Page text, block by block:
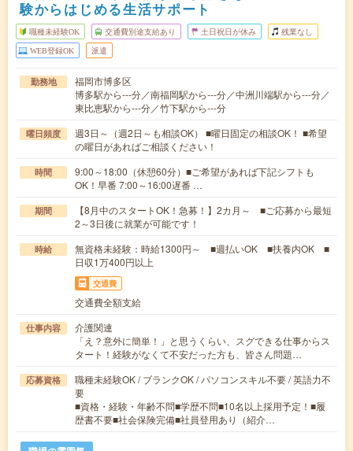
験からはじめる生活サポート
職種未経験OK 交通費別途支給あり 土日祝日が休み 残業なし
WEB登録OK 派遣
勤務地
福岡市博多区
博多駅から---分／南福岡駅から---分／中洲川端駅から---分／
東比恵駅から---分／竹下駅から---分
曜日頻度
週3日～（週2日～も相談OK） ■曜日固定の相談OK！ ■希望
の曜日があればご相談ください！
時間
9:00～18:00（休憩60分）■ご希望があれば下記シフトも
OK！早番 7:00～16:00遅番 …
期間
【8月中のスタートOK！急募！】2カ月～ ■ご応募から最短
2～3日後に就業が可能です！
時給
無資格未経験：時給1300円～ ■週払いOK ■扶養内OK ■
日収1万400円以上
交通費
交通費全額支給
仕事内容
介護関連
「え？意外に簡単！」と思うくらい、スグできる仕事からス
タート！経験がなくて不安だった方も、皆さん問題…
応募資格
職種未経験OK / ブランクOK / パソコンスキル不要 / 英語力不
要
■資格・経験・年齢不問■学歴不問■10名以上採用予定！■履
歴書不要■社会保険完備■社員登用あり（紹介…